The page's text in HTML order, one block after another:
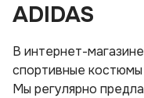
ADIDAS
В интернет-
спортивные
Мы регулярно